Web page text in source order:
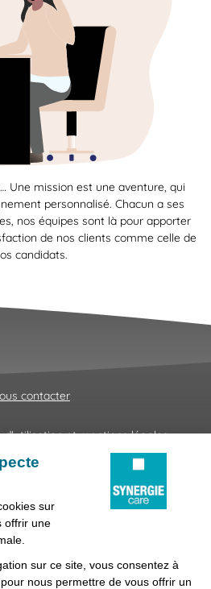
Une mission est une aventure, qui
personnalisé. Chacun a ses
nos équipes sont là pour apporter
de nos clients comme celle de
candidats.
contacter
d'utilisation et mentions légales
& Hameçonnages
d'alertes